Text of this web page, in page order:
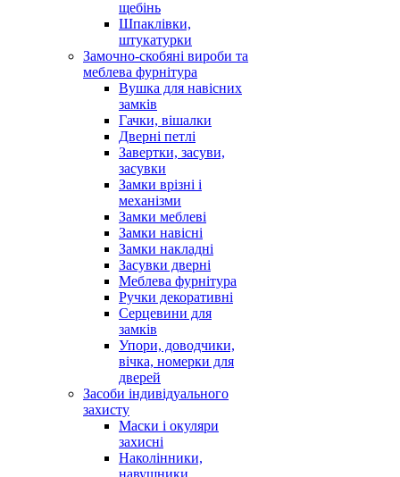
щебінь
Шпаклівки,
штукатурки
Замочно-скобяні вироби та
меблева фурнітура
Вушка для навісних
замків
Гачки, вішалки
Дверні петлі
Завертки, засуви,
засувки
Замки врізні і
механізми
Замки меблеві
Замки навісні
Замки накладні
Засувки дверні
Меблева фурнітура
Ручки декоративні
Серцевини для
замків
Упори, доводчики,
вічка, номерки для
дверей
Засоби індивідуального
захисту
Маски і окуляри
захисні
Наколінники,
навушники